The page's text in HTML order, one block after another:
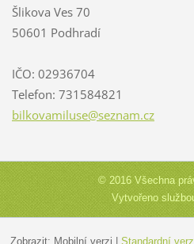
Šlikova Ves 70
50601 Podhradí
IČO: 02936704
Telefon: 731584821
bilkovamiluse@seznam.cz
© 2016 Všechna
Vytvořeno
Zobrazit: Mobilní verzi Standardní